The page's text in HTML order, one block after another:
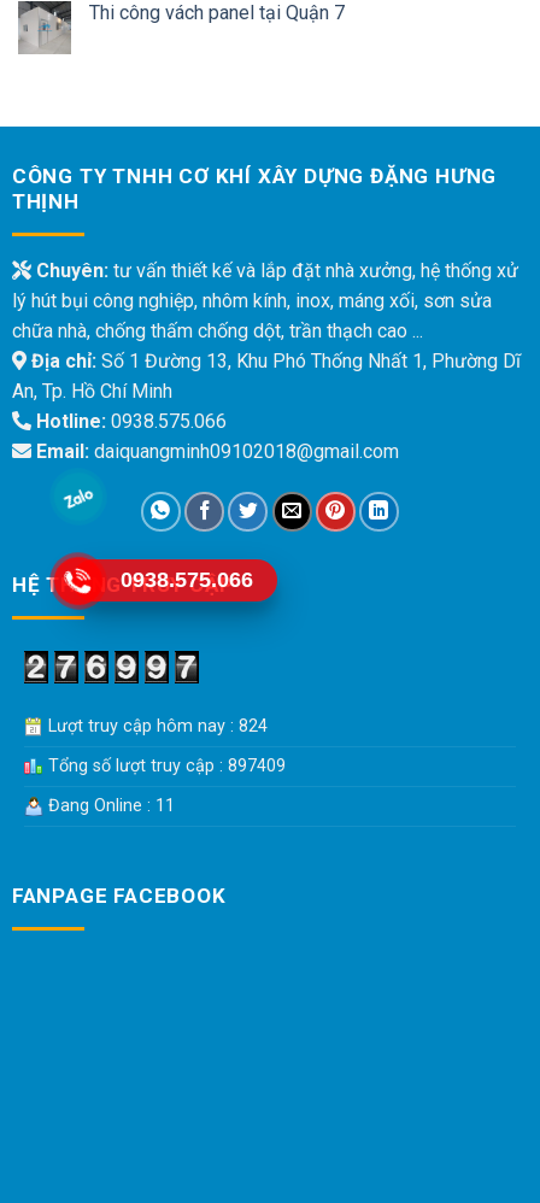
Thi công vách panel tại Quận 7
CÔNG TY TNHH CƠ KHÍ XÂY DỰNG ĐẶNG HƯNG
THỊNH
Chuyên:tư vấn thiết kế và lắp đặt nhà xưởng, hệ thống xử
lý hút bụi công nghiệp, nhôm kính, inox, máng xối, sơn sửa
chữa nhà, chống thấm chống dột, trần thạch cao ...
Địa chỉ:Số 1 Đường 13, Khu Phó Thống Nhất 1, Phường Dĩ
An, Tp. Hồ Chí Minh
Hotline:0938.575.066
Email:daiquangminh09102018@gmail.com
HỆ THỐNG TRUY CẬP
Lượt truy cập hôm nay : 824
Tổng số lượt truy cập : 897409
Đang Online : 11
FANPAGE FACEBOOK
0938.575.066